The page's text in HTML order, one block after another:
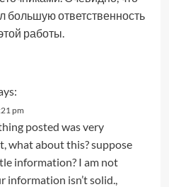
большую ответственность
работы.
pm
posted was very
what about this? suppose
information? I am not
information isn’t solid.,